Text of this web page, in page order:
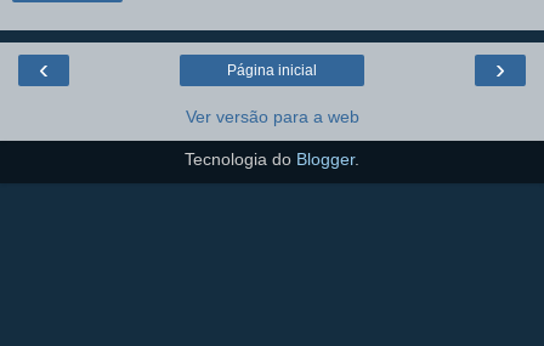
‹ ›
Página inicial
Ver versão para a web
Tecnologia do Blogger.